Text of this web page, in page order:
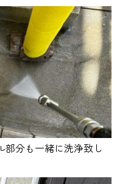
部分も一緒に洗浄致し